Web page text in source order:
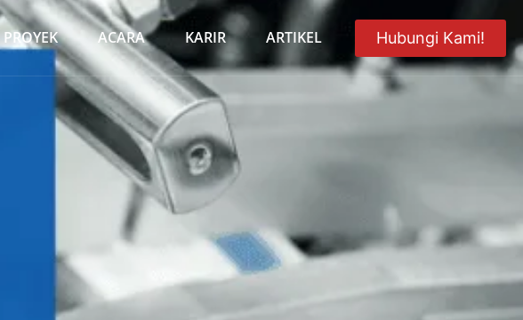
PROYEK ACARA KARIR ARTIKEL Hubungi Kami!